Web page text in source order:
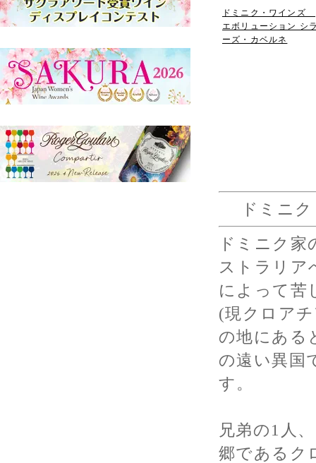
ドミニク・ワインズ
エボリューション シ
ーズ・カベルネ
ドミニク
ドミニク
ストラリア
によって苦
(現クロア
の地にある
の遠い異国
す。
兄弟の1人
郷であるク